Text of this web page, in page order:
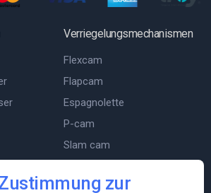
zur
Verriegelungsmechanismen
Flexcam
Flapcam
Espagnolette
P-cam
Slam cam